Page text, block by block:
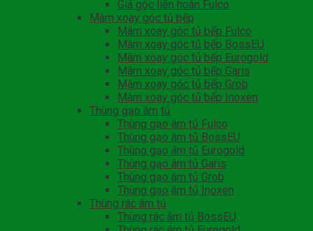
Giá góc liên hoàn Fulco
Mâm xoay góc tủ bếp
Mâm xoay góc tủ bếp Fulco
Mâm xoay góc tủ bếp BossEU
Mâm xoay góc tủ bếp Eurogold
Mâm xoay góc tủ bếp Garis
Mâm xoay góc tủ bếp Grob
Mâm xoay góc tủ bếp Inoxen
Thùng gạo âm tủ
Thùng gạo âm tủ Fulco
Thùng gạo âm tủ BossEU
Thùng gạo âm tủ Eurogold
Thùng gạo âm tủ Garis
Thùng gạo âm tủ Grob
Thùng gạo âm tủ Inoxen
Thùng rác âm tủ
Thùng rác âm tủ BossEU